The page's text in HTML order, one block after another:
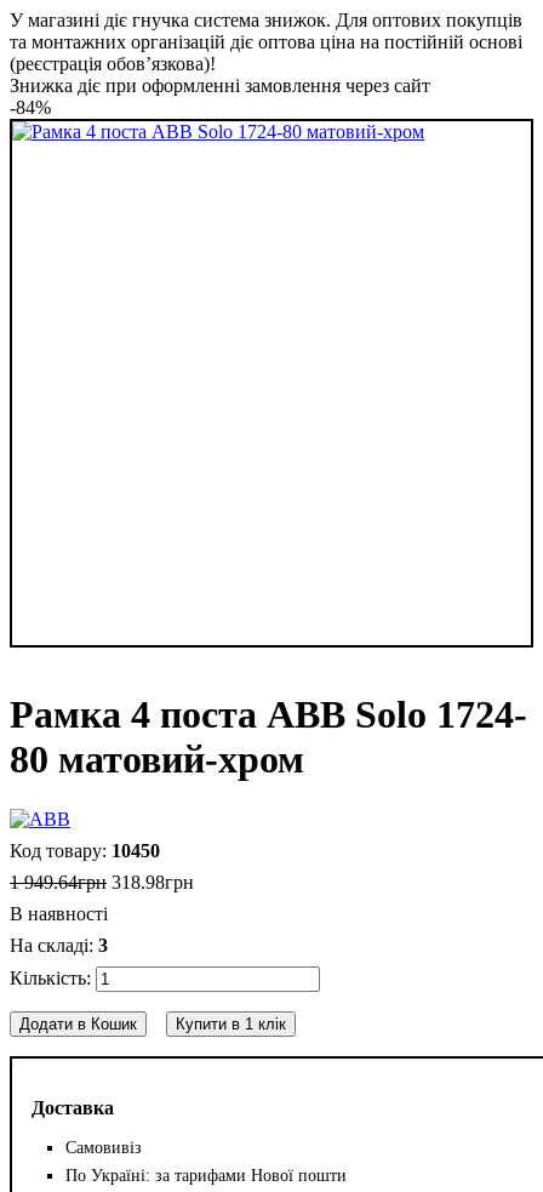
У магазині діє гнучка система знижок. Для оптових покупців
та монтажних організацій діє оптова ціна на постійній основі
(реєстрація обов’язкова)!
Знижка діє при оформленні замовлення через сайт
-84%
Рамка 4 поста ABB Solo 1724-
80 матовий-хром
Доставка
Самовивіз
По Україні: за тарифами Нової пошти
10450
1 949.64грн 318.98грн
В наявності
3
Додати в Кошик Купити в 1 клік